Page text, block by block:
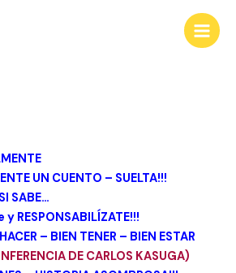
Main
UN CUENTO – SUELTA!!!
SABE…
RESPONSABILÍZATE!!!
– BIEN TENER – BIEN ESTAR
DE CARLOS KASUGA)